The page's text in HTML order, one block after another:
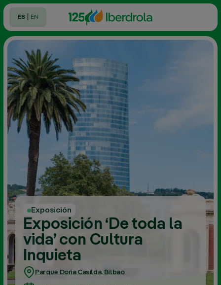
ES EN
Exposición
Exposición ‘De toda la
vida’ con Cultura
Inquieta
Parque Doña Casilda, Bilbao